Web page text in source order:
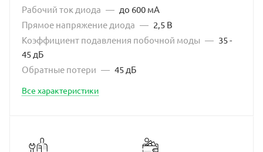
Рабочий ток диода — до 600 мА
Прямое напряжение диода — 2,5 В
Коэффициент подавления побочной моды — 35 -
45 дБ
Обратные потери — 45 дБ
Все характеристики